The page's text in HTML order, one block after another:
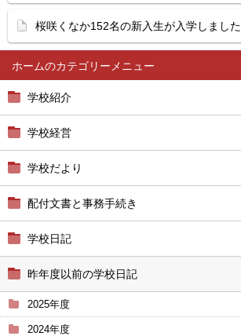
ホーム
学校紹介
学校経営
学校だより
配付文書と事務手続き
学校日記
昨年度以前の学校日記
2025年度
2024年度
桜咲くなか152名の新入生が入学しました